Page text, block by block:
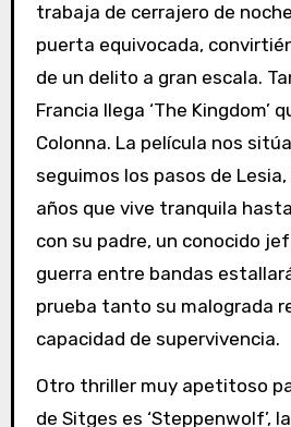
trabaja de cerrajero de
puerta equivocada,
de un delito a gran escala.
Francia llega ‘The Kingdom’
Colonna. La película nos
seguimos los pasos de Lesia,
años que vive tranquila
con su padre, un conocido
guerra entre bandas
prueba tanto su malograda
capacidad de supervivencia.
Otro thriller muy apetitoso
de Sitges es ‘Steppenwolf’,